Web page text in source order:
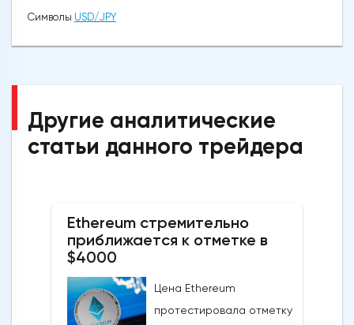
Символы USD/JPY
Другие аналитические
статьи данного трейдера
Ethereum стремительно
приближается к отметке в
$4000
Цена Ethereum
протестировала отметку